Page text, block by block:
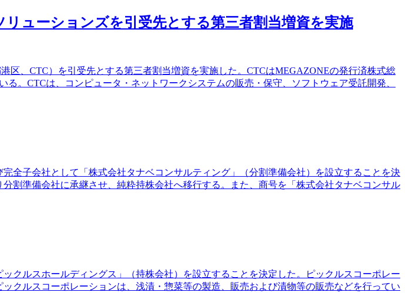
ューションズを引受先とする第三者割当増資を実施
、CTC）を引受先とする第三者割当増資を実施した。CTCはMEGAZONEの発行済株式総
。CTCは、コンピュータ・ネットワークシステムの販売・保守、ソフトウェア受託開発、
全子会社として「株式会社タナベコンサルティング」（分割準備会社）を設立することを決
割準備会社に承継させ、純粋持株会社へ移行する。また、商号を「株式会社タナベコンサル
クルスホールディングス」（持株会社）を設立することを決定した。ピックルスコーポレー
クルスコーポレーションは、浅漬・惣菜等の製造、販売および漬物等の販売などを行ってい